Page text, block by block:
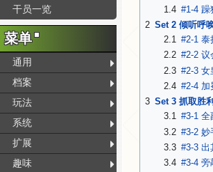
1.4 #1-4 躁
2 Set 2 倾听呼
2.1
#2-1 泰
2.2 #2-2 议
2.3 #2-3 女
2.4 #2-4 加
3 Set 3 抓取胜利
3.1 #3-1 全
3.2 #3-2 妙
3.3 #3-3 出
3.4 #3-4 旁
干员一览
菜单
通用
档案
玩法
系统
扩展
趣味